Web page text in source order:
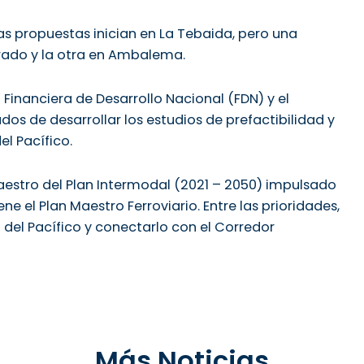
propuestas inician en La Tebaida, pero una
y la otra en Ambalema.
de Desarrollo Nacional (FDN) y el
de desarrollar los estudios de prefactibilidad y
Pacífico.
del Plan Intermodal (2021 – 2050) impulsado
el Plan Maestro Ferroviario. Entre las prioridades,
Pacífico y conectarlo con el Corredor